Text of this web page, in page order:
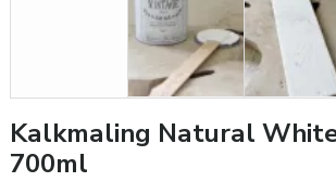
Kalkmaling Natural
700ml